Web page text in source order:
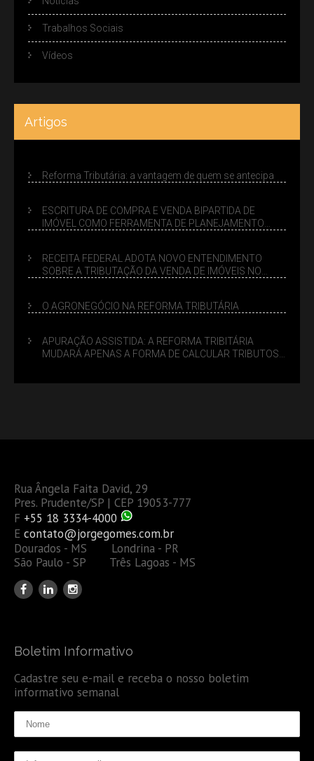
Trabalhos Sociais
Vídeos
Artigos
Reforma Tributária: a vantagem de quem se antecipa
ESCRITURA DE COMPRA E VENDA BIPARTIDA DE
IMÓVEL COMO FERRAMENTA DE PLANEJAMENTO
RECEITA FEDERAL ADOTA NOVO ENTENDIMENTO
SOBRE A TRIBUTAÇÃO DA VENDA DE IMÓVEIS NO
O AGRONEGÓCIO NA REFORMA TRIBUTÁRIA
APURAÇÃO ASSISTIDA: A REFORMA TRIBITÁRIA
MUDARÁ APENAS A FORMA DE CALCULAR TRIBUTOS
Rua Ângela Faita David, 29
Pres. Prudente/SP | CEP 19053-777
F +55 18 3334-4000
E contato@jorgegomes.com.br
Dourados - MS Londrina - PR
São Paulo - SP Três Lagoas - MS
Boletim Informativo
Cadastre seu e-mail e receba o nosso boletim
informativo semanal